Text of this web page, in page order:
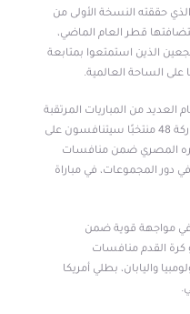
حققته النسخة الأولى من
والتي استضافتها قطر العام الماضي،
الذين استمتعوا بمتابعة
على الساحة العالمية.
من المباريات المرتقبة
التي أسفرت عنها قرعة البطولة بمشاركة 48 منتخبًا سيتنافسون على
المصري ضمن منافسات
دور المجموعات، في مباراة
في مواجهة قوية ضمن
كرة القدم منافسات
واليابان، بطلي أمريكا